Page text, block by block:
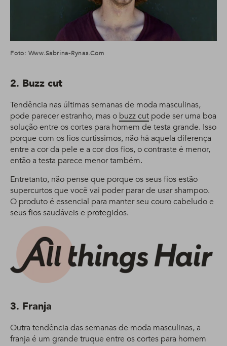
Foto: Www.sabrina-Rynas.com
2. Buzz cut
Tendência nas últimas semanas de moda masculinas,
pode parecer estranho, mas o buzz cut pode ser uma boa
solução entre os cortes para homem de testa grande. Isso
porque com os fios curtíssimos, não há aquela diferença
entre a cor da pele e a cor dos fios, o contraste é menor,
então a testa parece menor também.
Entretanto, não pense que porque os seus fios estão
supercurtos que você vai poder parar de usar shampoo.
O produto é essencial para manter seu couro cabeludo e
seus fios saudáveis e protegidos.
3. Franja
Outra tendência das semanas de moda masculinas, a
franja é um grande truque entre os cortes para homem